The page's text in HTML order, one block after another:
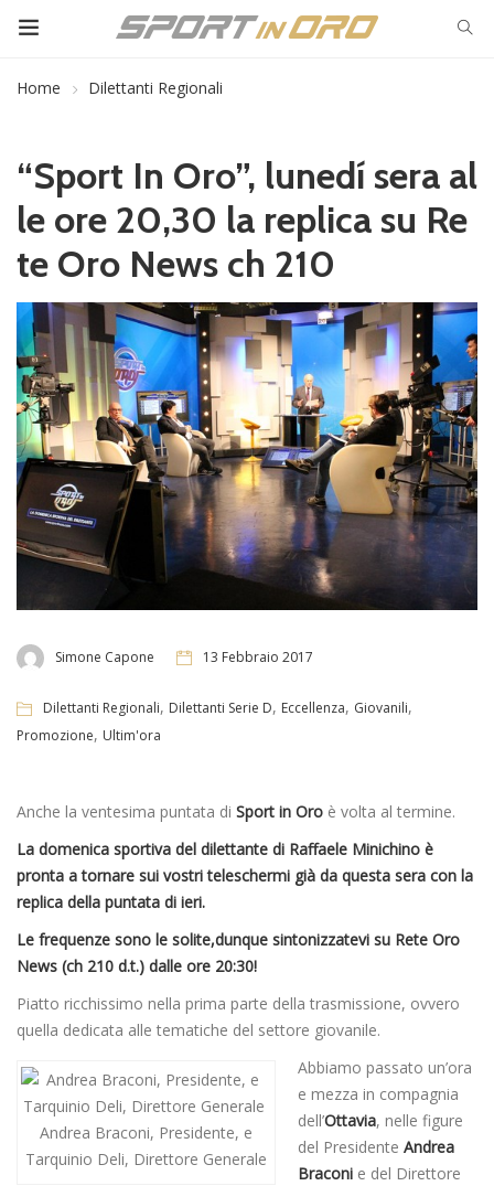
Home Dilettanti Regionali
“Sport In Oro”, lunedí sera al
le ore 20,30 la replica su Re
te Oro News ch 210
Simone Capone 13 Febbraio 2017
Dilettanti Regionali, Dilettanti Serie D, Eccellenza, Giovanili,
Promozione, Ultim'ora
Anche la ventesima puntata di Sport in Oro è volta al termine.
La domenica sportiva del dilettante di Raffaele Minichino è
pronta a tornare sui vostri teleschermi già da questa sera con la
replica della puntata di ieri.
Le frequenze sono le solite,dunque sintonizzatevi su Rete Oro
News (ch 210 d.t.) dalle ore 20:30!
Piatto ricchissimo nella prima parte della trasmissione, ovvero
quella dedicata alle tematiche del settore giovanile.
Andrea Braconi, Presidente, e
Tarquinio Deli, Direttore Generale
Abbiamo passato un’ora
e mezza in compagnia
dell’Ottavia, nelle figure
del Presidente Andrea
Braconi e del Direttore